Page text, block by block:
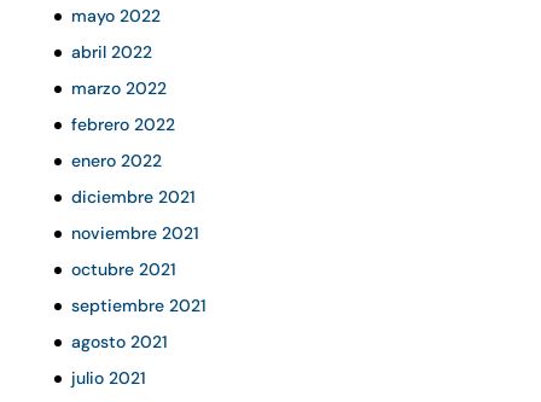
mayo 2022
abril 2022
marzo 2022
febrero 2022
enero 2022
diciembre 2021
noviembre 2021
octubre 2021
septiembre 2021
agosto 2021
julio 2021